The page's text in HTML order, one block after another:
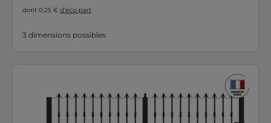
dont 0,25 € d’éco-part
3 dimensions possibles